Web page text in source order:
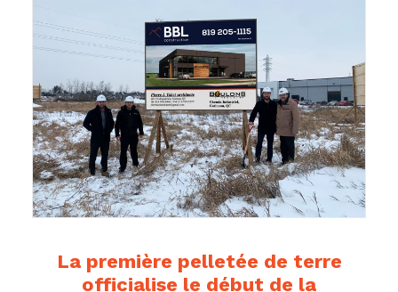
La première pelletée de terre
officialise le début de la